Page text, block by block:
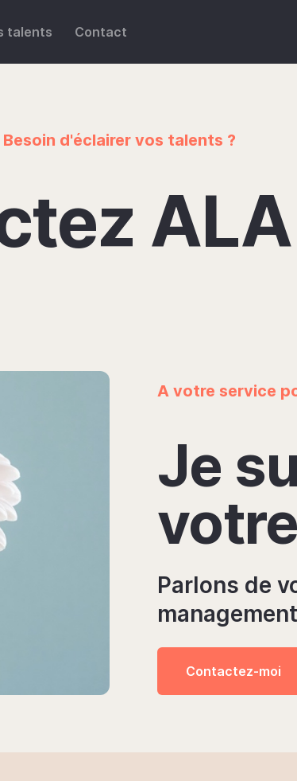
talents Contact
Besoin d'éclairer vos talents ?
A votre service
Je
Parlons de
Contactez-moi